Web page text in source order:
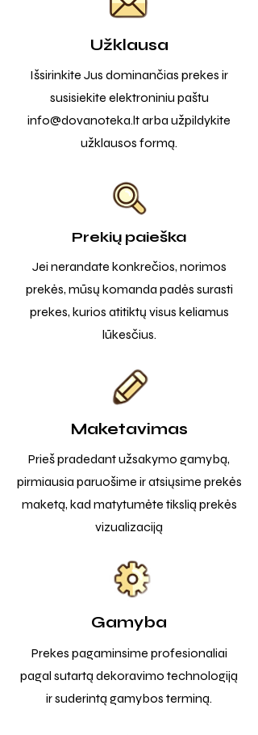
Užklausa
Išsirinkite Jus dominančias prekes ir
susisiekite elektroniniu paštu
info@dovanoteka.ltarba užpildykite
užklausos formą.
Prekių paieška
Jei nerandate konkrečios, norimos
prekės, mūsų komanda padės surasti
prekes, kurios atitiktų visus keliamus
lūkesčius.
Maketavimas
Prieš pradedant užsakymo gamybą,
pirmiausia paruošime ir atsiųsime prekės
maketą, kad matytumėte tikslią prekės
vizualizaciją
Gamyba
Prekes pagaminsime profesionaliai
pagal sutartą dekoravimo technologiją
ir suderintą gamybos terminą.